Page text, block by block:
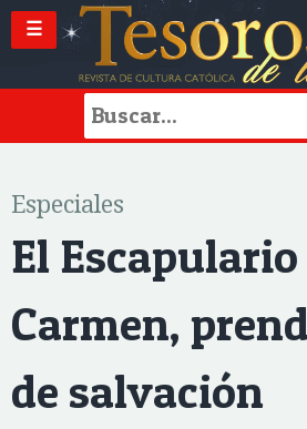
☰
Especiales
El
Carmen,
de salvación